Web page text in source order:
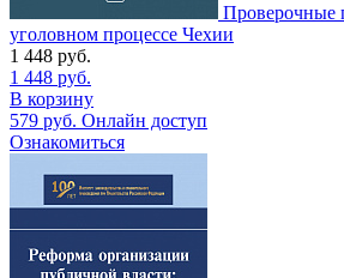
Проверочные
уголовном процессе Чехии
1 448 руб.
1 448 руб.
В корзину
579 руб. Онлайн доступ
Ознакомиться